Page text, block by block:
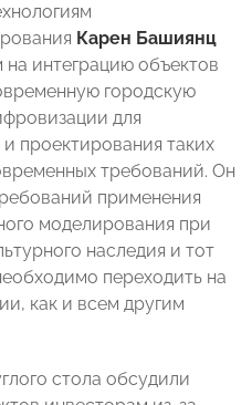
Карен Башиянц
на интеграцию объектов
городскую
для
проектирования таких
требований. Он
применения
моделирования при
наследия и тот
переходить на
как и всем другим
стола обсудили